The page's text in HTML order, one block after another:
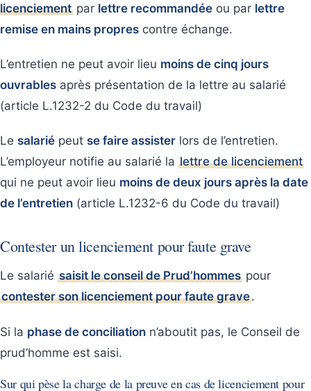
licenciement par lettre recommandée ou par lettre
remise en mains propres contre échange.
L’entretien ne peut avoir lieu moins de cinq jours
ouvrables après présentation de la lettre au salarié
(article L.1232-2 du Code du travail)
Le salarié peut se faire assister lors de l’entretien.
L’employeur notifie au salarié la lettre de licenciement
qui ne peut avoir lieu moins de deux jours après la date
de l’entretien (article L.1232-6 du Code du travail)
Contester un licenciement pour faute grave
Le salarié saisit le conseil de Prud’hommes pour
contester son licenciement pour faute grave.
Si la phase de conciliation n’aboutit pas, le Conseil de
prud’homme est saisi.
Sur qui pèse la charge de la preuve en cas de licenciement pour